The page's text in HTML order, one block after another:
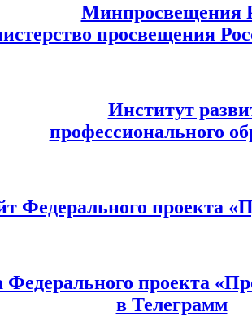
Минпросвещения
просвещения
Институт
профессионального
Федерального проекта
Федерального проекта
в Телеграмм